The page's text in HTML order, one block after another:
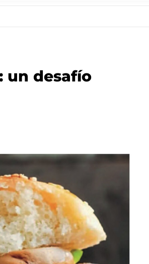
un desafío